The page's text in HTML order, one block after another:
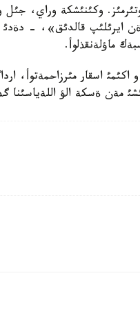
قذتتئقتاپ وتئرمئز. وكئنئشكة
جئلئ ءبئز 279 ارداگةردةن ايرئلئپ
ماؤلةنقذلوأ.
اسقار مئرزاحمةتوأ،
مةن ةسكة الؤ اللةياسئنا